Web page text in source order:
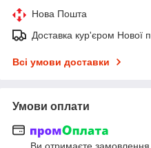
Нова Пошта
Доставка кур'єром Нової
Всі умови доставки
Умови оплати